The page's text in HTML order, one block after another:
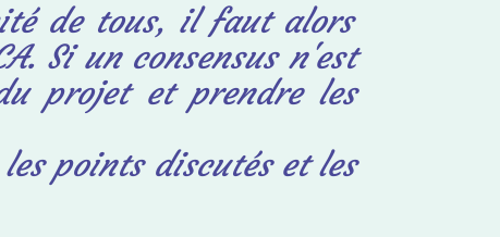
de tous, il faut alors
Si un consensus n'est
projet et prendre les
points discutés et les